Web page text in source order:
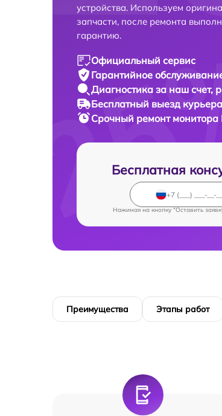
устройства. Используем
запчасти, после ремонта
гарантию.
Официальный сервис
Гарантийное
Диагностика за наш счет,
Бесплатный выезд курьера
Срочный ремонт монитора
Бесплатная
Нажимая на кнопку "Оставить
Преимущества Этапы работ